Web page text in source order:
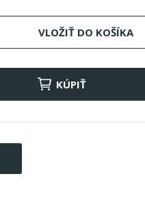
VLOŽIŤ DO KOŠÍKA
KÚPIŤ